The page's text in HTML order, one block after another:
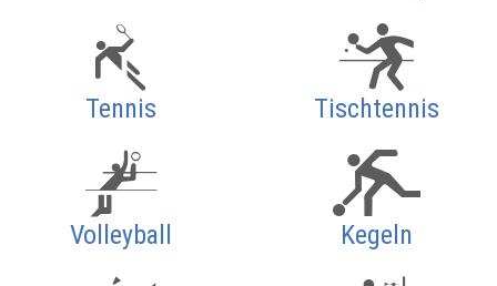
Tennis Tischtennis
Volleyball Kegeln